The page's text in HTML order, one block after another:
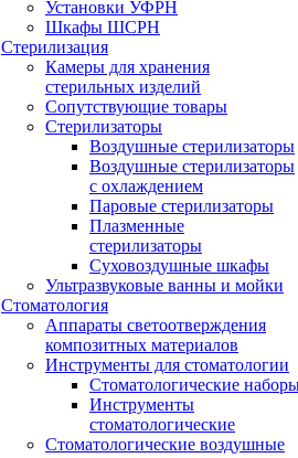
Установки УФРН
Шкафы ШСРН
Стерилизация
Камеры для хранения
стерильных изделий
Сопутствующие товары
Стерилизаторы
Воздушные стерилизаторы
Воздушные стерилизаторы
с охлаждением
Паровые стерилизаторы
Плазменные
стерилизаторы
Суховоздушные шкафы
Ультразвуковые ванны и мойки
Стоматология
Аппараты светоотверждения
композитных материалов
Инструменты для стоматологии
Стоматологические
Инструменты
стоматологические
Стоматологические воздушные